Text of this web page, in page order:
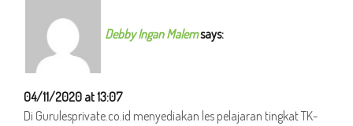
Debby Ingan Malemsays:
04/11/2020 at 13:07
Di Gurulesprivate.co.id menyediakan les pelajaran tingkat TK-